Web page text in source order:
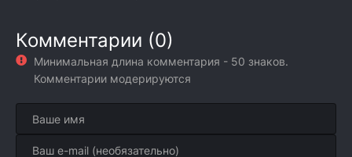
Комментарии (0)
Минимальная длина комментария - 50 знаков.
Комментарии модерируются